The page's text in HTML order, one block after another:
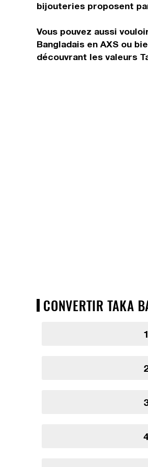
bijouteries proposent
Vous pouvez aussi
Bangladais en AXS ou
découvrant les valeurs
CONVERTIR TAKA